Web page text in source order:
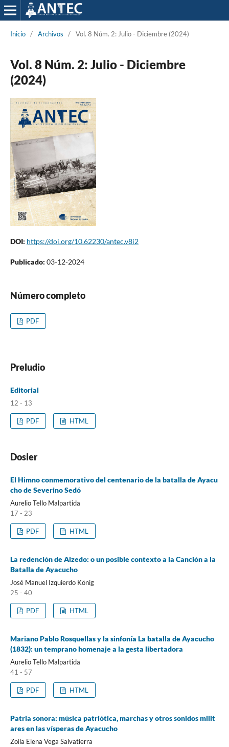
Inicio / Archivos / Vol. 8 Núm. 2: Julio - Diciembre (2024)
Vol. 8 Núm. 2: Julio - Diciembre
(2024)
DOI: https://doi.org/10.62230/antec.v8i2
Publicado: 03-12-2024
Número completo
PDF
Preludio
Editorial
12 - 13
PDF HTML
Dosier
El Himno conmemorativo del centenario de la batalla de Ayacu
cho de Severino Sedó
Aurelio Tello Malpartida
17 - 23
PDF HTML
La redención de Alzedo: o un posible contexto a la Canción a la
Batalla de Ayacucho
José Manuel Izquierdo König
25 - 40
PDF HTML
Mariano Pablo Rosquellas y la sinfonía La batalla de Ayacucho
(1832): un temprano homenaje a la gesta libertadora
Aurelio Tello Malpartida
41 - 57
PDF HTML
Patria sonora: música patriótica, marchas y otros sonidos milit
ares en las vísperas de Ayacucho
Zoila Elena Vega Salvatierra